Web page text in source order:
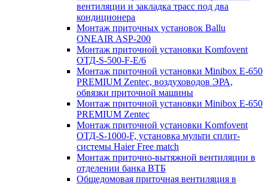
вентиляции и закладка трасс под два
кондиционера
Монтаж приточных установок Ballu
ONEAIR ASP-200
Монтаж приточной установки Komfovent
ОТД-S-500-F-E/6
Монтаж приточной установки Minibox E-650
PREMIUM Zentec, воздуховодов ЭРА,
обвязки приточной машины
Монтаж приточной установки Minibox E-650
PREMIUM Zentec
Монтаж приточной установки Komfovent
ОТД-S-1000-F, установка мульти сплит-
системы Haier Free match
Монтаж приточно-вытяжной вентиляции в
отделении банка ВТБ
Общедомовая приточная вентиляция в